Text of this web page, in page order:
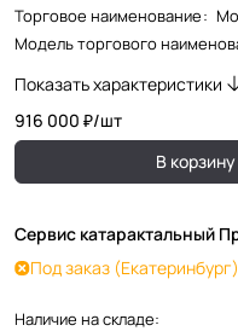
Торговое наименование:
Модель торгового
Показать характеристики
916 000 ₽/шт
В корзину
Сервис катарактальный
Под заказ (Екатеринбург)
Наличие на складе: